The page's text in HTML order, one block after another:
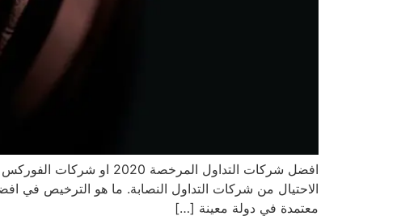
الاحتيال من شركات التداول النصابة. ما هو الترخيص في
معتمدة في دولة معينة […]